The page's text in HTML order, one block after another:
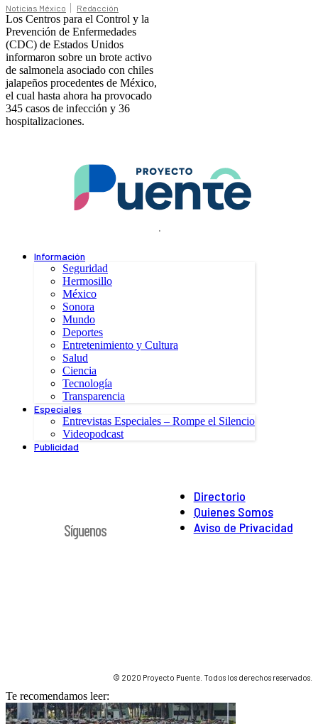
Noticias México Redacción
Los Centros para el Control y la
Prevención de Enfermedades
(CDC) de Estados Unidos
informaron sobre un brote activo
de salmonela asociado con chiles
jalapeños procedentes de México,
el cual hasta ahora ha provocado
345 casos de infección y 36
hospitalizaciones.
.
Información
Seguridad
Hermosillo
México
Sonora
Mundo
Deportes
Entretenimiento y Cultura
Salud
Ciencia
Tecnología
Transparencia
Especiales
Entrevistas Especiales – Rompe el Silencio
Videopodcast
Publicidad
Directorio
Quienes Somos
Aviso de Privacidad
Síguenos
© 2020 Proyecto Puente. Todos los derechos reservados.
Te recomendamos leer: